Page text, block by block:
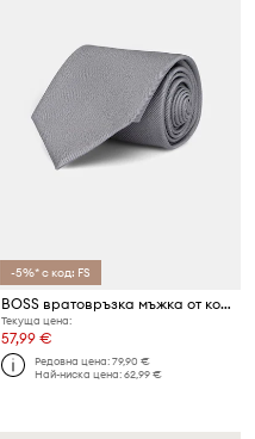
-5%* с код: FS
BOSS вратовръзка мъжка от коприна H-TIE CM 7.5 ONE
Текуща цена:
57,99 €
Редовна цена:79,90 €
Най-ниска цена:62,99 €